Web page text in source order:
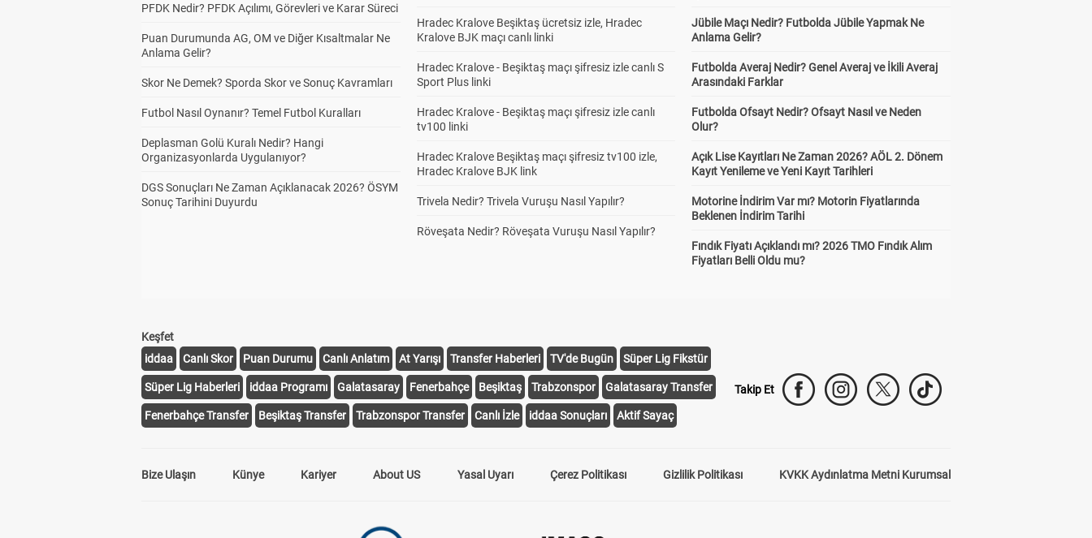
PFDK Nedir? PFDK Açılımı, Görevleri ve Karar Süreci
Puan Durumunda AG, OM ve Diğer Kısaltmalar Ne
Anlama Gelir?
Skor Ne Demek? Sporda Skor ve Sonuç Kavramları
Futbol Nasıl Oynanır? Temel Futbol Kuralları
Deplasman Golü Kuralı Nedir? Hangi
Organizasyonlarda Uygulanıyor?
DGS Sonuçları Ne Zaman Açıklanacak 2026? ÖSYM
Sonuç Tarihini Duyurdu
Hradec Kralove Beşiktaş ücretsiz izle, Hradec
Kralove BJK maçı canlı linki
Hradec Kralove - Beşiktaş maçı şifresiz izle canlı S
Sport Plus linki
Hradec Kralove - Beşiktaş maçı şifresiz izle canlı
tv100 linki
Hradec Kralove Beşiktaş maçı şifresiz tv100 izle,
Hradec Kralove BJK link
Trivela Nedir? Trivela Vuruşu Nasıl Yapılır?
Röveşata Nedir? Röveşata Vuruşu Nasıl Yapılır?
Jübile Maçı Nedir? Futbolda Jübile Yapmak Ne
Anlama Gelir?
Futbolda Averaj Nedir? Genel Averaj ve İkili Averaj
Arasındaki Farklar
Futbolda Ofsayt Nedir? Ofsayt Nasıl ve Neden
Olur?
Açık Lise Kayıtları Ne Zaman 2026? AÖL 2. Dönem
Kayıt Yenileme ve Yeni Kayıt Tarihleri
Motorine İndirim Var mı? Motorin Fiyatlarında
Beklenen İndirim Tarihi
Fındık Fiyatı Açıklandı mı? 2026 TMO Fındık Alım
Fiyatları Belli Oldu mu?
Keşfet
iddaa
Canlı Skor Puan Durumu Canlı Anlatım At Yarışı Transfer Haberleri TV'de Bugün Süper Lig Fikstür
Süper Lig Haberleri iddaa Programı Galatasaray Fenerbahçe Beşiktaş Trabzonspor Galatasaray Transfer
Fenerbahçe Transfer Beşiktaş Transfer Trabzonspor Transfer Canlı İzle iddaa Sonuçları Aktif Sayaç
Takip Et
Bize Ulaşın Künye Kariyer About US Yasal Uyarı Çerez Politikası Gizlilik Politikası KVKK Aydınlatma Metni Kurumsal